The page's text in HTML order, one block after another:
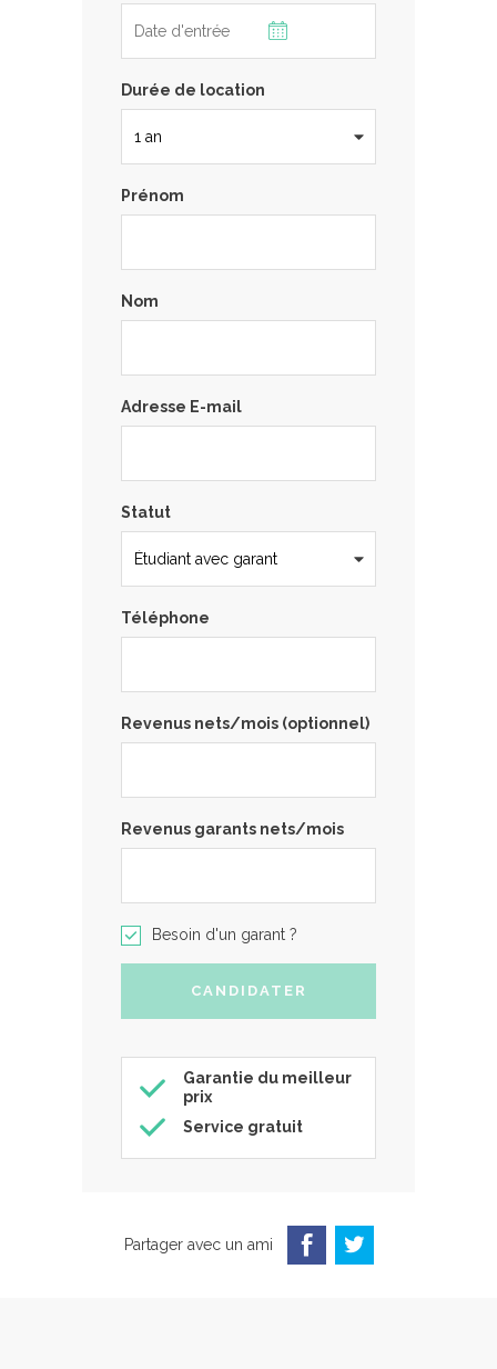
Durée de location
Prénom
Nom
Adresse E-mail
Statut
Téléphone
Revenus nets/mois (optionnel)
Revenus garants nets/mois
Besoin d'un garant ?
Garantie du meilleur
prix
Service gratuit
Partager avec un ami